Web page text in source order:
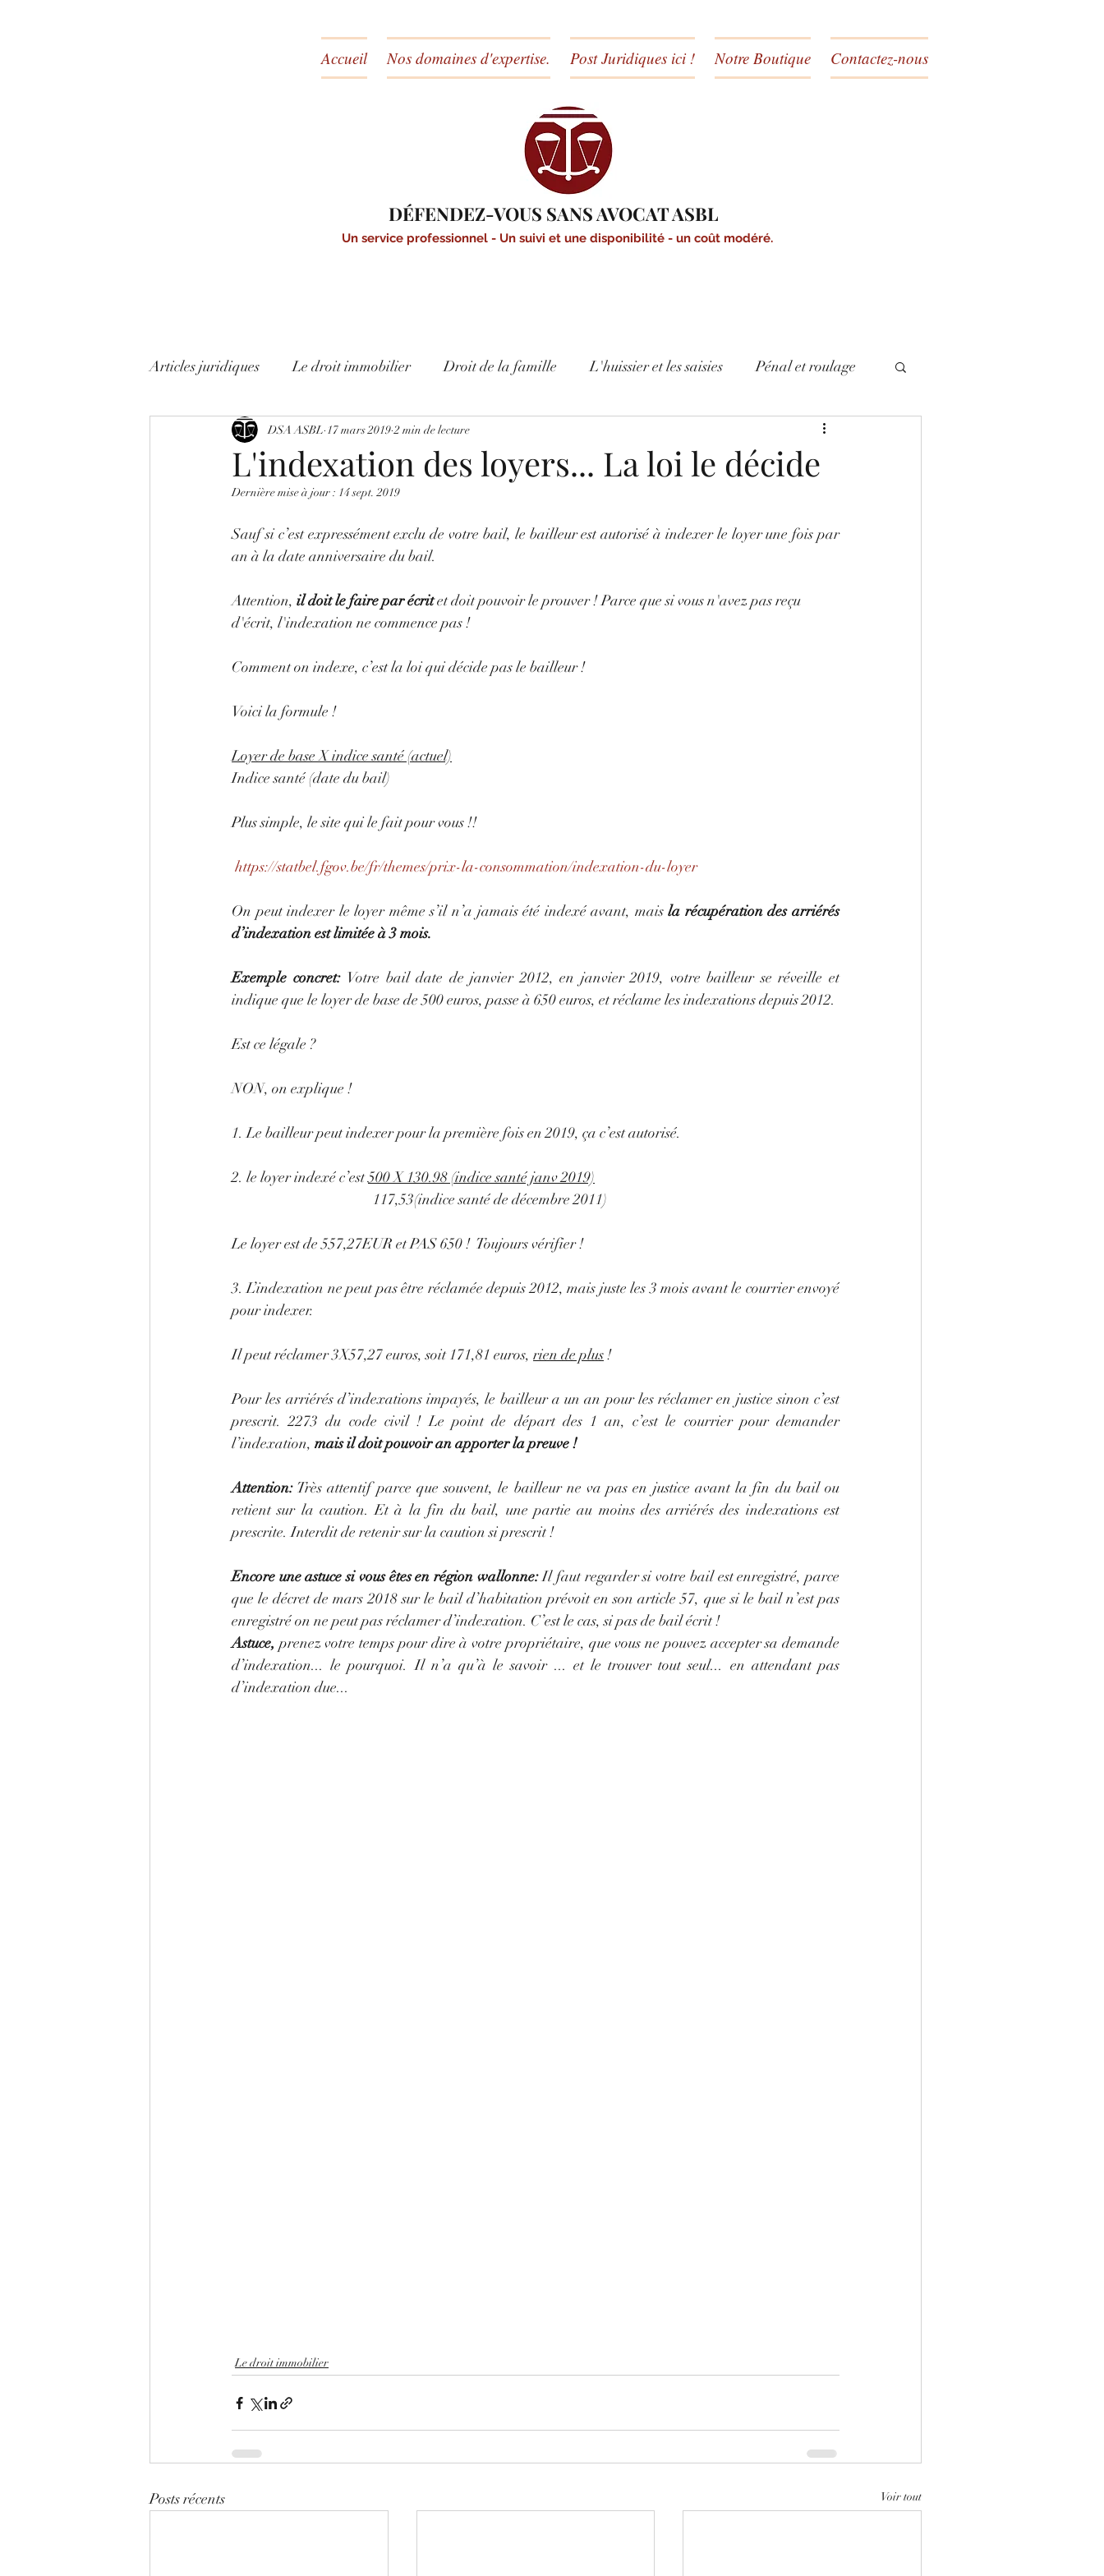
Accueil Nos domaines d'expertise. Post Juridiques ici ! Notre Boutique Contactez-nous
DÉFENDEZ-VOUS SANS AVOCAT ASBL
Un service professionnel - Un suivi et une disponibilité - un coût modéré.
Articles juridiques Le droit immobilier Droit de la famille L'huissier et les saisies Pénal et roulage
Litige avocats ! On décrypte le droit Légende urbaine
Les Mises en Garde CORONAVIRUS - INFOS
L'indexation des loyers... La loi le décide
DSA ASBL 17 mars 2019 2 min de lecture
Dernière mise à jour : 14 sept. 2019
Sauf si c’est expressément exclu de votre bail, le bailleur est autorisé à indexer le loyer une fois par
an à la date anniversaire du bail.
Attention, il doit le faire par écrit et doit pouvoir le prouver ! Parce que si vous n'avez pas reçu
d'écrit, l'indexation ne commence pas !
Comment on indexe, c’est la loi qui décide pas le bailleur !
Voici la formule !
Loyer de base X indice santé (actuel)
Indice santé (date du bail)
Plus simple, le site qui le fait pour vous !!
https://statbel.fgov.be/fr/themes/prix-la-consommation/indexation-du-loyer
On peut indexer le loyer même s’il n’a jamais été indexé avant, mais la récupération des arriérés
d’indexation est limitée à 3 mois.
Exemple concret: Votre bail date de janvier 2012, en janvier 2019, votre bailleur se réveille et
indique que le loyer de base de 500 euros, passe à 650 euros, et réclame les indexations depuis 2012.
Est ce légale ?
NON, on explique !
1. Le bailleur peut indexer pour la première fois en 2019, ça c’est autorisé.
2. le loyer indexé c’est 500 X 130.98 (indice santé janv 2019)
                                           117,53(indice santé de décembre 2011)
Le loyer est de 557,27EUR et PAS 650 !  Toujours vérifier !
3. L’indexation ne peut pas être réclamée depuis 2012, mais juste les 3 mois avant le courrier envoyé
pour indexer.
Il peut réclamer 3X57,27 euros, soit 171,81 euros, rien de plus !
Pour les arriérés d’indexations impayés, le bailleur a un an pour les réclamer en justice sinon c’est
prescrit. 2273 du code civil ! Le point de départ des 1 an, c’est le courrier pour demander
l’indexation, mais il doit pouvoir an apporter la preuve !
Attention: Très attentif parce que souvent, le bailleur ne va pas en justice avant la fin du bail ou
retient sur la caution. Et à la fin du bail, une partie au moins des arriérés des indexations est
prescrite. Interdit de retenir sur la caution si prescrit !
Encore une astuce si vous êtes en région wallonne: Il faut regarder si votre bail est enregistré, parce
que le décret de mars 2018 sur le bail d’habitation prévoit en son article 57, que si le bail n’est pas
enregistré on ne peut pas réclamer d’indexation. C’est le cas, si pas de bail écrit !
Astuce, prenez votre temps pour dire à votre propriétaire, que vous ne pouvez accepter sa demande
d’indexation... le pourquoi. Il n’a qu’à le savoir ... et le trouver tout seul... en attendant pas
d’indexation due...
Le droit immobilier
Posts récents Voir tout